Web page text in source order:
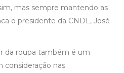
mas sempre mantendo as
o presidente da CNDL, José
da roupa também é um
consideração nas